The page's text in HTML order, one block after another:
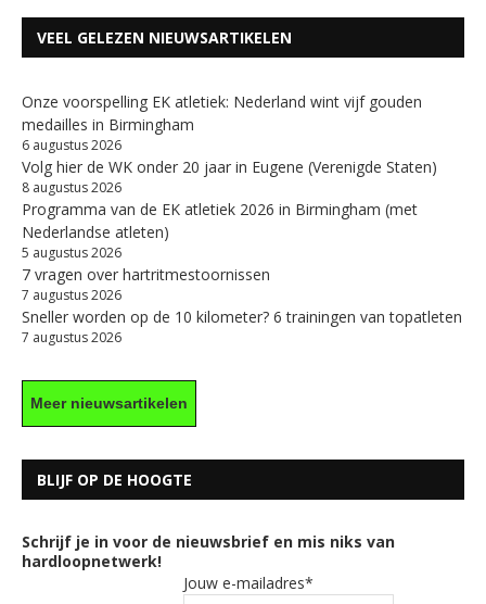
VEEL GELEZEN NIEUWSARTIKELEN
Onze voorspelling EK atletiek: Nederland wint vijf gouden
medailles in Birmingham
6 augustus 2026
Volg hier de WK onder 20 jaar in Eugene (Verenigde Staten)
8 augustus 2026
Programma van de EK atletiek 2026 in Birmingham (met
Nederlandse atleten)
5 augustus 2026
7 vragen over hartritmestoornissen
7 augustus 2026
Sneller worden op de 10 kilometer? 6 trainingen van topatleten
7 augustus 2026
Meer nieuwsartikelen
BLIJF OP DE HOOGTE
Schrijf je in voor de nieuwsbrief en mis niks van
hardloopnetwerk!
Jouw e-mailadres*